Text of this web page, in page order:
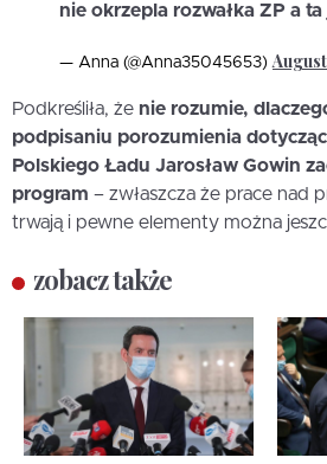
nie okrzepla rozwałka ZP a
— Anna (@Anna35045653)August
Podkreśliła, że nie rozumie,
podpisaniu porozumienia
Polskiego Ładu Jarosław Gowin
program – zwłaszcza że prace nad
trwają i pewne elementy można
zobacz także